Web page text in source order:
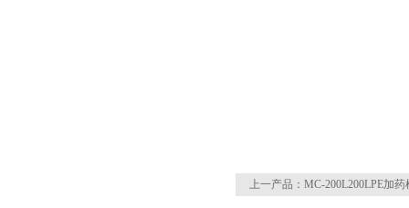
上一产品： MC-200L200LPE加